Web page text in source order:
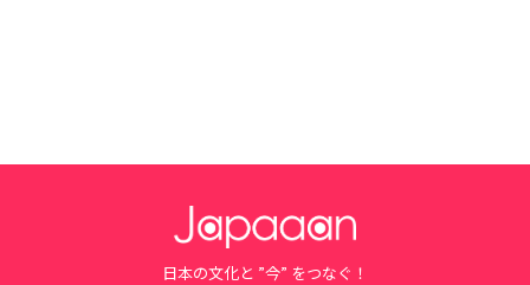
日本の文化と ”今” をつなぐ！